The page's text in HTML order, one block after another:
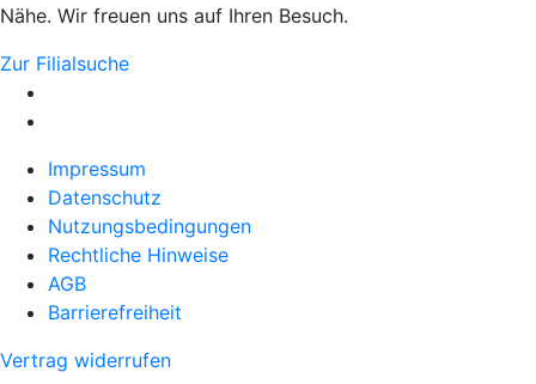
Nähe. Wir freuen uns auf Ihren Besuch.
Zur Filialsuche
Impressum
Datenschutz
Nutzungsbedingungen
Rechtliche Hinweise
AGB
Barrierefreiheit
Vertrag widerrufen